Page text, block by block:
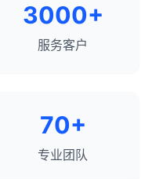
3000+
服务客户
70+
专业团队